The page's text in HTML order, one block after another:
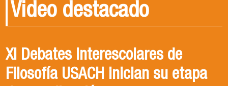
Video destacado
XI Debates Interescolares de
Filosofía USACH inician su etapa